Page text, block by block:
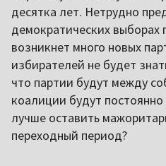
десятка лет. Нетрудно
демократических выборах
возникнет много новых
избирателей не будет
что партии будут между
коалиции будут
лучше оставить
переходный период?